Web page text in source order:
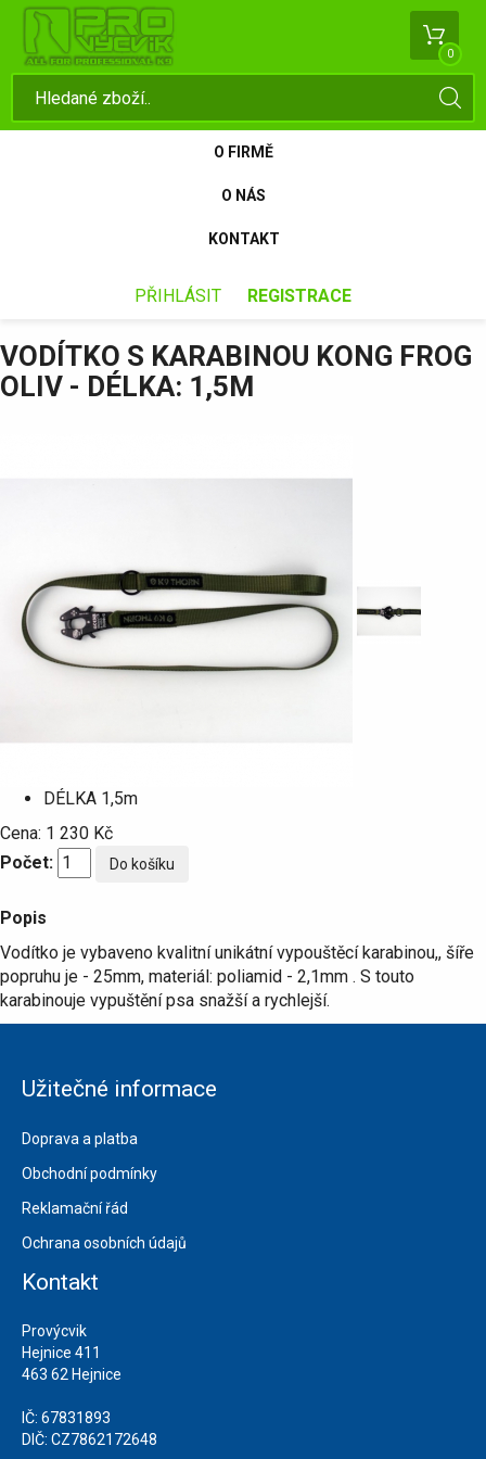
0
O FIRMĚ
O NÁS
KONTAKT
PŘIHLÁSIT REGISTRACE
VODÍTKO S KARABINOU KONG FROG
OLIV - DÉLKA: 1,5M
DÉLKA 1,5m
Cena: 1 230 Kč
Počet:
Popis
Vodítko je vybaveno kvalitní unikátní vypouštěcí karabinou,, šíře
popruhu je - 25mm, materiál: poliamid - 2,1mm . S touto
karabinouje vypuštění psa snažší a rychlejší.
Užitečné informace
Doprava a platba
Obchodní podmínky
Reklamační řád
Ochrana osobních údajů
Kontakt
Provýcvik
Hejnice 411
463 62 Hejnice
IČ: 67831893
DIČ: CZ7862172648